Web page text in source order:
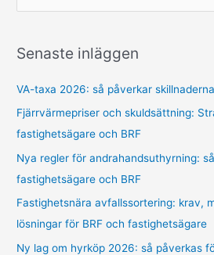
e
e
:
Senaste inläggen
VA-taxa 2026: så påverkar
Fjärrvärmepriser och skuldsättning:
fastighetsägare och BRF
Nya regler för andrahandsuthyrning:
fastighetsägare och BRF
Fastighetsnära avfallssortering: krav,
lösningar för BRF och fastighetsägare
Ny lag om hyrköp 2026: så påverkas